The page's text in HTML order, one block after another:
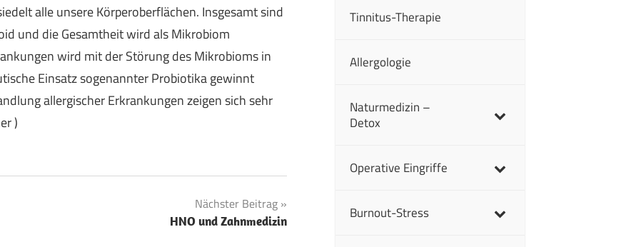
alle unsere Körperoberflächen. Insgesamt sind
und die Gesamtheit wird als Mikrobiom
wird mit der Störung des Mikrobioms in
Einsatz sogenannter Probiotika gewinnt
allergischer Erkrankungen zeigen sich sehr
)
Nächster Beitrag
HNO und Zahnmedizin
Tinnitus-Therapie
Allergologie
Naturmedizin –
Detox
Operative Eingriffe
Burnout-Stress